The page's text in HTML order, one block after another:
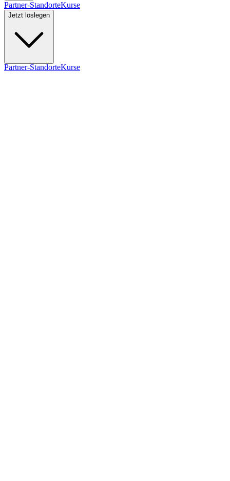
Partner-StandorteKurse
Jetzt loslegen
Partner-StandorteKurse